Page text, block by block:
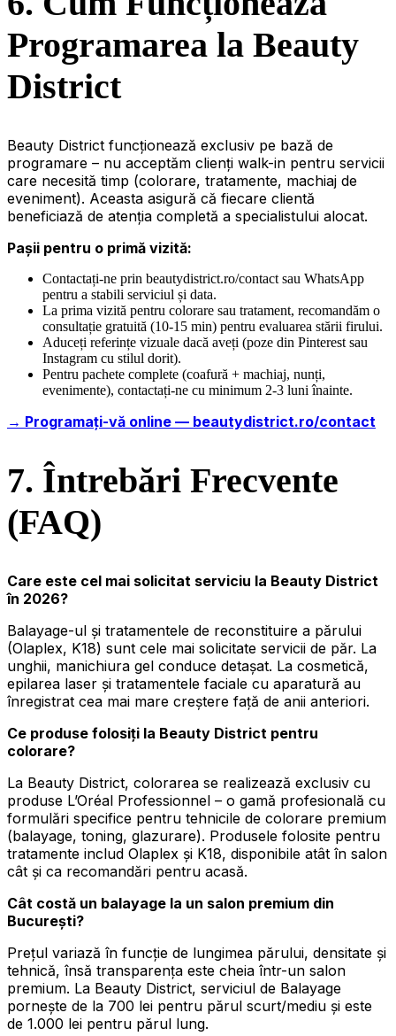
Programarea la Beauty
District
Beauty District funcționează exclusiv pe bază de
programare – nu acceptăm clienți walk-in pentru servicii
care necesită timp (colorare, tratamente, machiaj de
eveniment). Aceasta asigură că fiecare clientă
beneficiază de atenția completă a specialistului alocat.
Pașii pentru o primă vizită:
Contactați-ne prin beautydistrict.ro/contact sau WhatsApp
pentru a stabili serviciul și data.
La prima vizită pentru colorare sau tratament, recomandăm o
consultație gratuită (10-15 min) pentru evaluarea stării firului.
Aduceți referințe vizuale dacă aveți (poze din Pinterest sau
Instagram cu stilul dorit).
Pentru pachete complete (coafură + machiaj, nunți,
evenimente), contactați-ne cu minimum 2-3 luni înainte.
→ Programați-vă online — beautydistrict.ro/contact
7. Întrebări Frecvente
(FAQ)
Care este cel mai solicitat serviciu la Beauty District
în 2026?
Balayage-ul și tratamentele de reconstituire a părului
(Olaplex, K18) sunt cele mai solicitate servicii de păr. La
unghii, manichiura gel conduce detașat. La cosmetică,
epilarea laser și tratamentele faciale cu aparatură au
înregistrat cea mai mare creștere față de anii anteriori.
Ce produse folosiți la Beauty District pentru
colorare?
La Beauty District, colorarea se realizează exclusiv cu
produse L’Oréal Professionnel – o gamă profesională cu
formulări specifice pentru tehnicile de colorare premium
(balayage, toning, glazurare). Produsele folosite pentru
tratamente includ Olaplex și K18, disponibile atât în salon
cât și ca recomandări pentru acasă.
Cât costă un balayage la un salon premium din
București?
Prețul variază în funcție de lungimea părului, densitate și
tehnică, însă transparența este cheia într-un salon
premium. La Beauty District, serviciul de Balayage
pornește de la 700 lei pentru părul scurt/mediu și este
de 1.000 lei pentru părul lung.